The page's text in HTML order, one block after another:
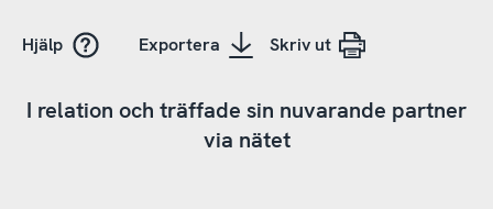
Hjälp Exportera Skriv ut
I relation och träffade sin nuvarande partner
via nätet